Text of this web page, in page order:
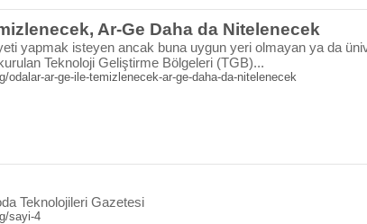
Ar-Ge Daha da Nitelenecek
yapmak isteyen ancak buna uygun yeri olmayan ya da
Teknoloji Geliştirme Bölgeleri (TGB)...
odalar-ar-ge-ile-temizlenecek-ar-ge-daha-da-nitelenecek
Teknolojileri Gazetesi
sayi-4